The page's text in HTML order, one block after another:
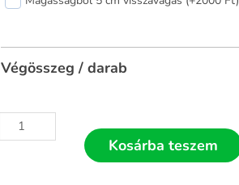
Végösszeg / darab
70x70
Kosárba teszem